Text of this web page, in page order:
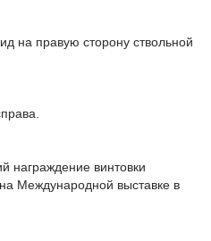
на правую сторону ствольной
награждение винтовки
Международной выставке в